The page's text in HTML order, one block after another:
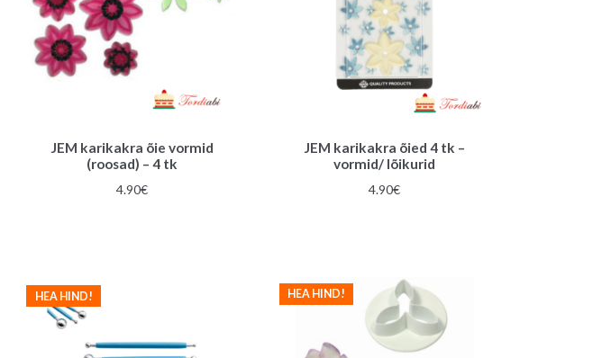
JEM karikakra õie vormid
(roosad) – 4 tk
4.90€
JEM karikakra õied 4 tk –
vormid/ lõikurid
4.90€
HEA HIND! HEA HIND!